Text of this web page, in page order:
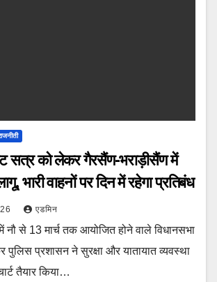
सत्र को लेकर गैरसैंण-भराड़ीसैंण में
भारी वाहनों पर दिन में रहेगा प्रतिबंध
एडमिन
से 13 मार्च तक आयोजित होने वाले विधानसभा
प्रशासन ने सुरक्षा और यातायात व्यवस्था
तैयार किया…